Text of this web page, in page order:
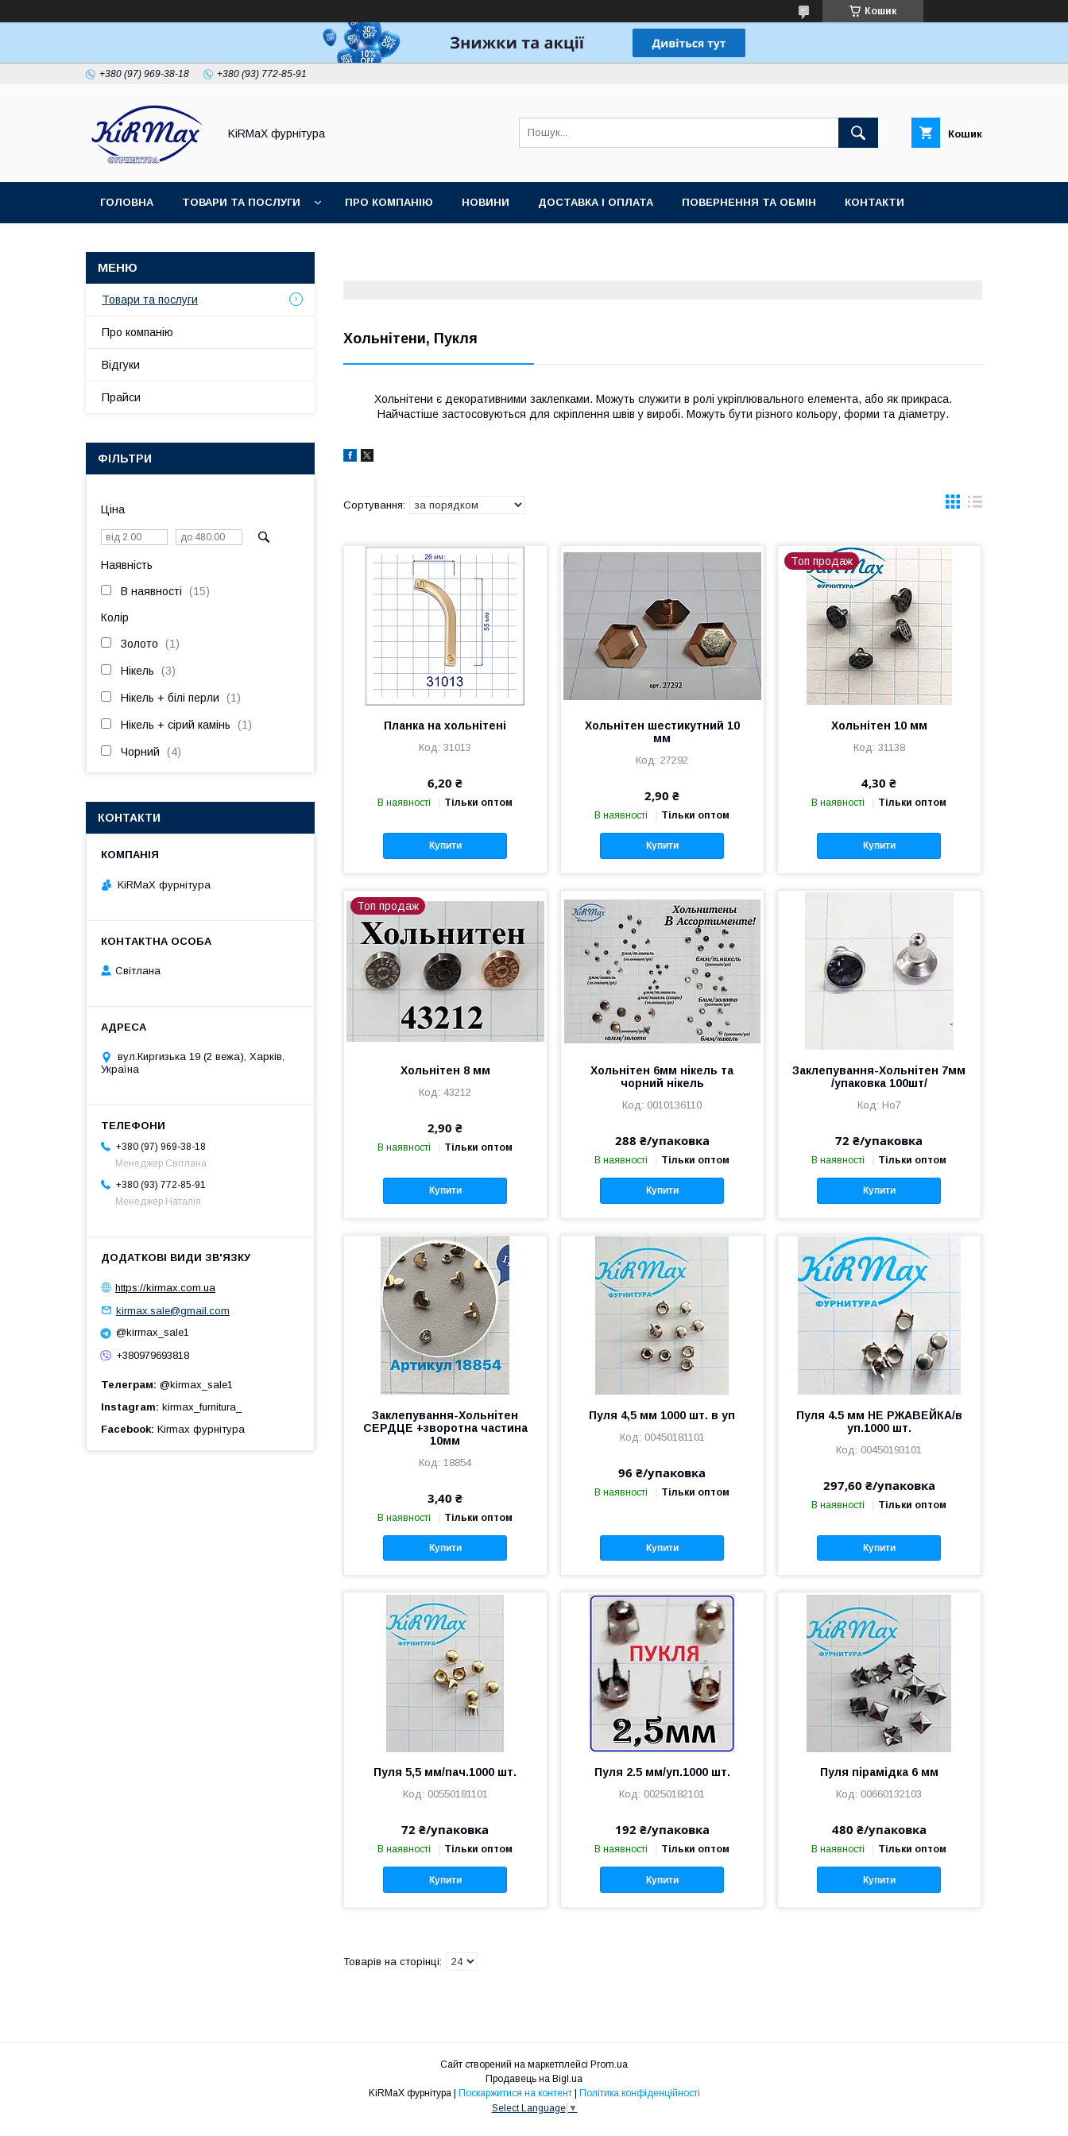
Кошик
+380 (97) 969-38-18 +380 (93) 772-85-91
KiRMaХ фурнітура Кошик
ГОЛОВНА ТОВАРИ ТА ПОСЛУГИ ПРО КОМПАНІЮ НОВИНИ ДОСТАВКА І ОПЛАТА ПОВЕРНЕННЯ ТА ОБМІН КОНТАКТИ
Хольнітени, Пукля
Хольнітени є декоративними заклепками. Можуть служити в ролі укріплювального елемента, або як прикраса.
Найчастіше застосовуються для скріплення швів у виробі. Можуть бути різного кольору, форми та діаметру.
Планка на хольнітені
31013
6,20 ₴
В наявності Тільки оптом
Купити
Хольнітен шестикутний 10
мм
27292
2,90 ₴
В наявності Тільки оптом
Купити
Топ продаж
Хольнітен 10 мм
31138
4,30 ₴
В наявності Тільки оптом
Купити
Топ продаж
Хольнітен 8 мм
43212
2,90 ₴
В наявності Тільки оптом
Купити
Хольнітен 6мм нікель та
чорний нікель
0010136110
288 ₴/упаковка
В наявності Тільки оптом
Купити
Заклепування-Хольнітен 7мм
/упаковка 100шт/
Ho7
72 ₴/упаковка
В наявності Тільки оптом
Купити
Заклепування-Хольнітен
СЕРДЦЕ +зворотна частина
10мм
18854
3,40 ₴
В наявності Тільки оптом
Купити
Пуля 4,5 мм 1000 шт. в уп
00450181101
96 ₴/упаковка
В наявності Тільки оптом
Купити
Пуля 4.5 мм НЕ РЖАВЕЙКА/в
уп.1000 шт.
00450193101
297,60 ₴/упаковка
В наявності Тільки оптом
Купити
Пуля 5,5 мм/пач.1000 шт.
00550181101
72 ₴/упаковка
В наявності Тільки оптом
Купити
Пуля 2.5 мм/уп.1000 шт.
00250182101
192 ₴/упаковка
В наявності Тільки оптом
Купити
Пуля пірамідка 6 мм
00660132103
480 ₴/упаковка
В наявності Тільки оптом
Купити
Товари та послуги
Про компанію
Відгуки
Прайси
ФІЛЬТРИ
Ціна
Наявність
В наявності 15
Колір
Золото 1
Нікель 3
Нікель + білі перли 1
Нікель + сірий камінь 1
Чорний 4
КОНТАКТИ
KiRMaХ фурнітура
Світлана
вул.Киргизька 19 (2 вежа), Харків,
Україна
+380 (97) 969-38-18
Менеджер Світлана
+380 (93) 772-85-91
Менеджер Наталія
https://kirmax.com.ua
kirmax.sale@gmail.com
@kirmax_sale1
+380979693818
Телеграм @kirmax_sale1
Instagram kirmax_furnitura_
Facebook Kirmax фурнітура
Сайт створений на маркетплейсі Prom.ua
Продавець на Bigl.ua
Поскаржитися на контент
Політика конфіденційності
Select Language ▼